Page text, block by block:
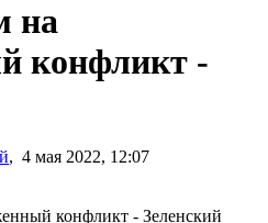
на
конфликт -
, 4 мая 2022, 12:07